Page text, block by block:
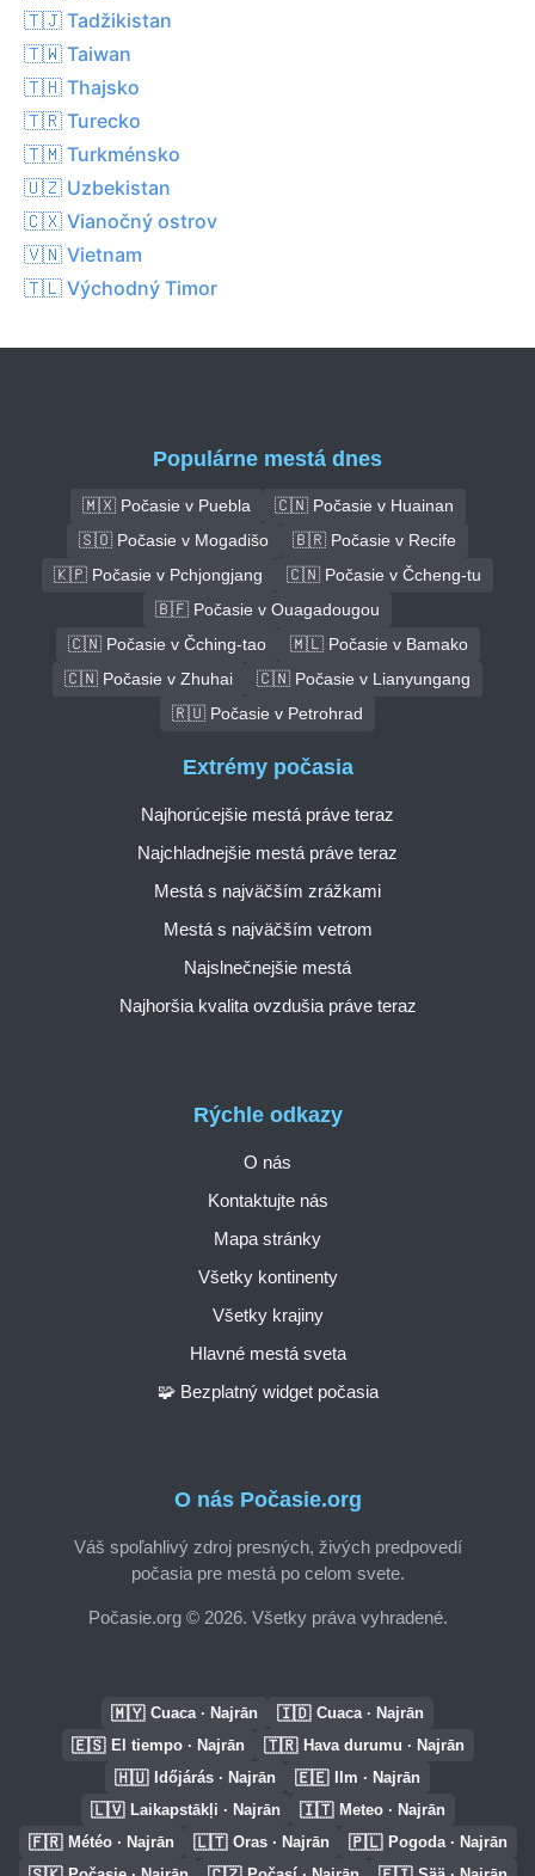
🇹🇯 Tadžikistan
🇹🇼 Taiwan
🇹🇭 Thajsko
🇹🇷 Turecko
🇹🇲 Turkménsko
🇺🇿 Uzbekistan
🇨🇽 Vianočný ostrov
🇻🇳 Vietnam
🇹🇱 Východný Timor
Populárne mestá dnes
🇲🇽 Počasie v Puebla
🇨🇳 Počasie v Huainan
🇸🇴 Počasie v Mogadišo
🇧🇷 Počasie v Recife
🇰🇵 Počasie v Pchjongjang
🇨🇳 Počasie v Čcheng-tu
🇧🇫 Počasie v Ouagadougou
🇨🇳 Počasie v Čching-tao
🇲🇱 Počasie v Bamako
🇨🇳 Počasie v Zhuhai
🇨🇳 Počasie v Lianyungang
🇷🇺 Počasie v Petrohrad
O nás Počasie.org
Váš spoľahlivý zdroj presných, živých predpovedí
počasia pre mestá po celom svete.
Počasie.org © 2026. Všetky práva vyhradené.
Rýchle odkazy
O nás
Kontaktujte nás
Mapa stránky
Všetky kontinenty
Všetky krajiny
Hlavné mestá sveta
🧩 Bezplatný widget počasia
Extrémy počasia
Najhorúcejšie mestá práve teraz
Najchladnejšie mestá práve teraz
Mestá s najväčším zrážkami
Mestá s najväčším vetrom
Najslnečnejšie mestá
Najhoršia kvalita ovzdušia práve teraz
🇲🇾 Cuaca · Najrān 🇮🇩 Cuaca · Najrān
🇪🇸 El tiempo · Najrān 🇹🇷 Hava durumu · Najrān
🇭🇺 Időjárás · Najrān 🇪🇪 Ilm · Najrān
🇱🇻 Laikapstākļi · Najrān 🇮🇹 Meteo · Najrān
🇫🇷 Météo · Najrān 🇱🇹 Oras · Najrān 🇵🇱 Pogoda · Najrān